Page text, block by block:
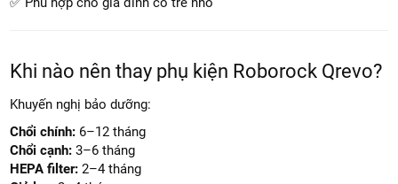
Hư hỏng dock giặt giẻ
✅ Làm sạch hiệu quả
✅ Dịu nhẹ với bề mặt sàn
✅ Phù hợp cho gia đình có trẻ nhỏ